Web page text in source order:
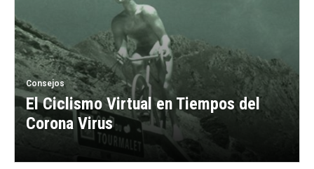
Consejos
El Ciclismo Virtual en Tiempos del
Corona Virus